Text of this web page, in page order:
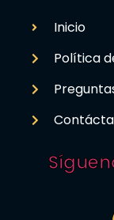
Inicio
Política